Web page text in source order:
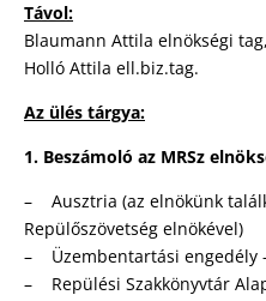
Távol:
Blaumann Attila elnökségi tag,
Holló Attila ell.biz.tag.
Az ülés tárgya:
1. Beszámoló az MRSz
– Ausztria (az elnökünk
Repülőszövetség elnökével)
– Üzembentartási engedély
– Repülési Szakkönyvtár